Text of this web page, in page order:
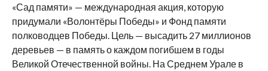
«Сад памяти» — международная акция, которую
придумали «Волонтёры Победы» и Фонд памяти
полководцев Победы. Цель — высадить 27 миллионов
деревьев — в память о каждом погибшем в годы
Великой Отечественной войны. На Среднем Урале в